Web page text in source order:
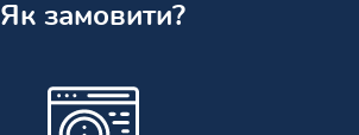
Як замовити?